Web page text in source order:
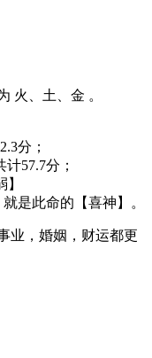
火、土、金 。
分；
57.7分；
是此命的【喜神】。
业，婚姻，财运都更